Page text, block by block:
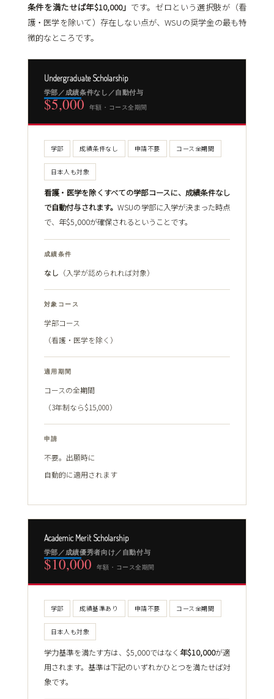
条件を満たせば年$10,000」 です。ゼロという選択肢が（看
護・医学を除いて）存在しない点が、WSUの奨学金の最も特
徴的なところです。
Undergraduate Scholarship
学部／成績条件なし／自動付与
$5,000 年額・コース全期間
学部 成績条件なし 申請不要 コース全期間
日本人も対象
看護・医学を除くすべての学部コースに、成績条件なし
で自動付与されます。WSUの学部に入学が決まった時点
で、年$5,000が確保されるということです。
成績条件
なし （入学が認められれば対象）
対象コース
学部コース
（看護・医学を除く）
適用期間
コースの全期間
（3年制なら$15,000）
申請
不要。出願時に
自動的に適用されます
Academic Merit Scholarship
学部／成績優秀者向け／自動付与
$10,000 年額・コース全期間
学部 成績基準あり 申請不要 コース全期間
日本人も対象
学力基準を満たす方は、$5,000ではなく 年$10,000が適
用されます。基準は下記のいずれかひとつを満たせば対
象です。